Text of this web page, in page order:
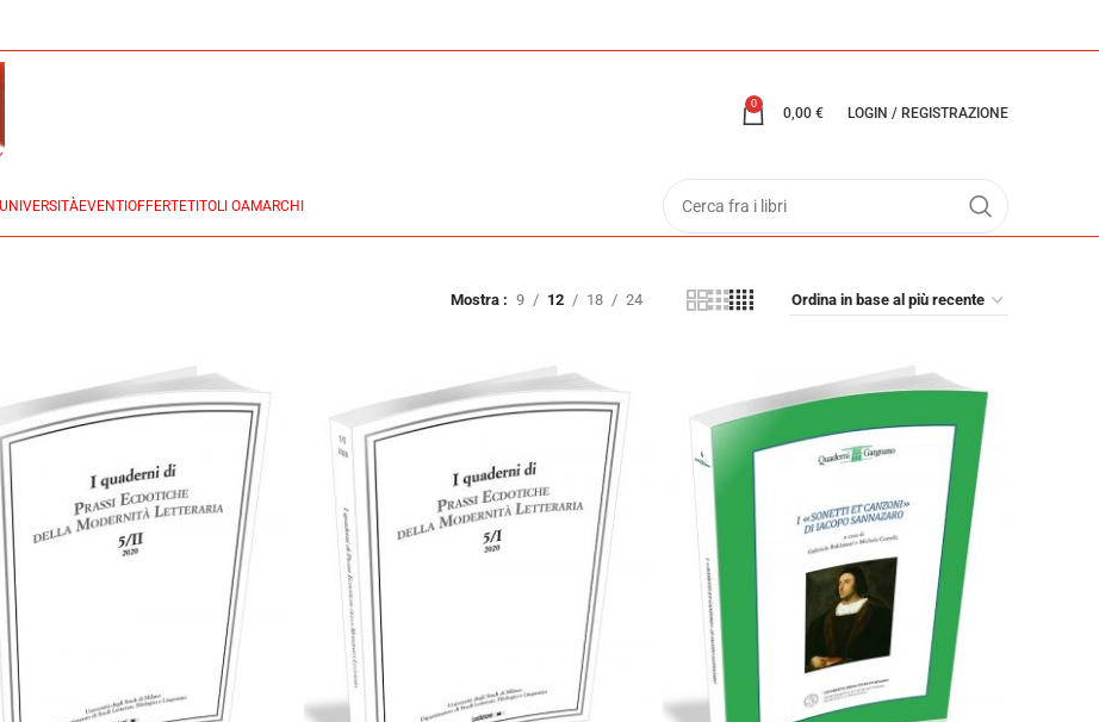
0
0,00 € LOGIN / REGISTRAZIONE
UNIVERSITÀEVENTI OFFERTETITOLI OAMARCHI
Mostra 9 12 18 24
Aggiungi al carrello Aggiungi al carrello
Aggiungi al carrello